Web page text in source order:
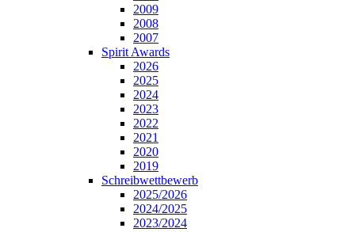
2009
2008
2007
Spirit Awards
2026
2025
2024
2023
2022
2021
2020
2019
Schreibwettbewerb
2025/2026
2024/2025
2023/2024